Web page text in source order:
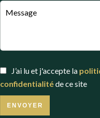
J’ai lu et j'accepte la
confidentialitéde ce site
ENVOYER